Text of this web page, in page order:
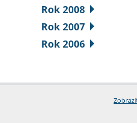
Rok 2008
Rok 2007
Rok 2006